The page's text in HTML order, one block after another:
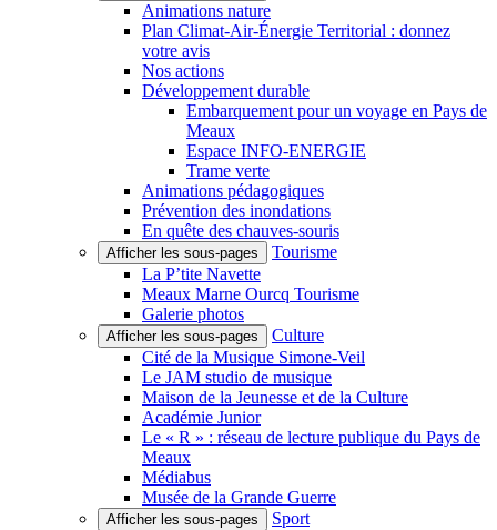
Animations nature
Plan Climat-Air-Énergie Territorial : donnez
votre avis
Nos actions
Développement durable
Embarquement pour un voyage en Pays de
Meaux
Espace INFO-ENERGIE
Trame verte
Animations pédagogiques
Prévention des inondations
En quête des chauves-souris
Afficher les sous-pages
Tourisme
La P’tite Navette
Meaux Marne Ourcq Tourisme
Galerie photos
Afficher les sous-pages
Culture
Cité de la Musique Simone-Veil
Le JAM studio de musique
Maison de la Jeunesse et de la Culture
Académie Junior
Le « R » : réseau de lecture publique du Pays de
Meaux
Médiabus
Musée de la Grande Guerre
Afficher les sous-pages
Sport